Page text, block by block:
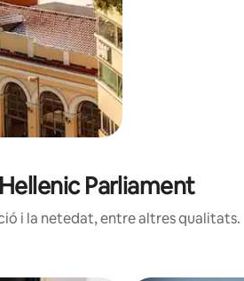
Parliament
i la netedat, entre altres qualitats.